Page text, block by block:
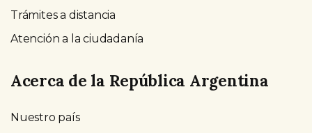
Trámites a distancia
Atención a la ciudadanía
Acerca de la República Argentina
Nuestro país